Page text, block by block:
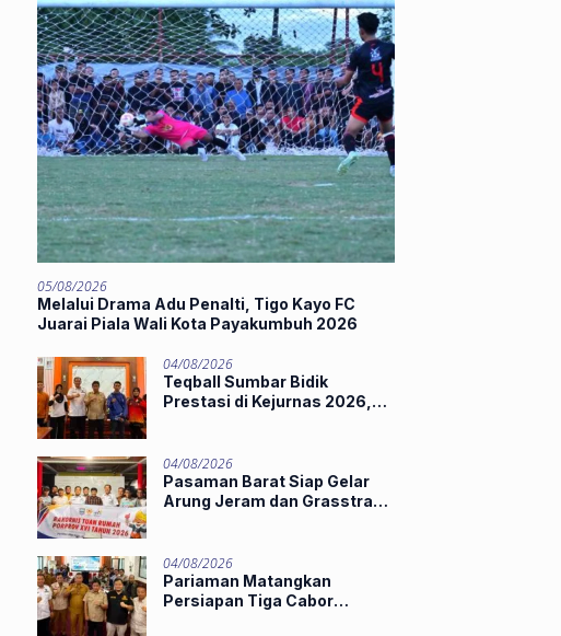
05/08/2026
Melalui Drama Adu Penalti, Tigo Kayo FC
Juarai Piala Wali Kota Payakumbuh 2026
04/08/2026
Teqball Sumbar Bidik
Prestasi di Kejurnas 2026,
04/08/2026
Pasaman Barat Siap Gelar
Arung Jeram dan Grasstrack
04/08/2026
Pariaman Matangkan
Persiapan Tiga Cabor